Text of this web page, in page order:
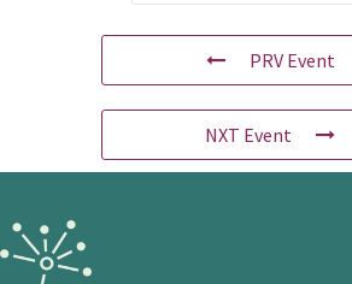
PRV Event
NXT Event